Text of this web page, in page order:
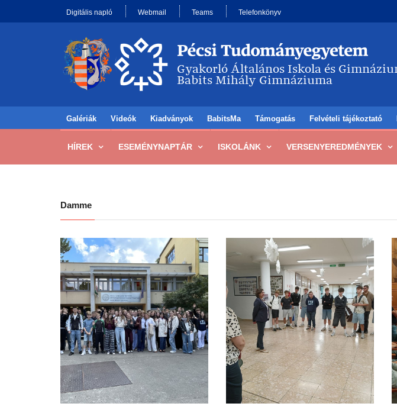
Digitális napló Webmail Teams Telefonkönyv
Galériák Videók Kiadványok BabitsMa Támogatás Felvételi tájékoztató
HÍREK ESEMÉNYNAPTÁR ISKOLÁNK VERSENYEREDMÉNYEK
Damme